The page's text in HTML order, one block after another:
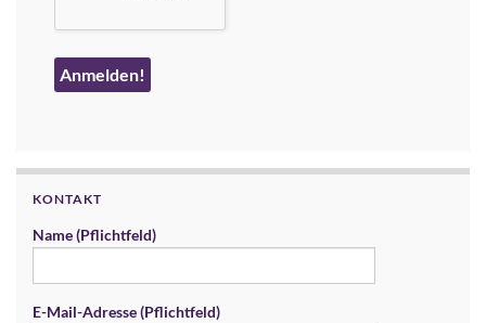
KONTAKT
Name (Pflichtfeld)
E-Mail-Adresse (Pflichtfeld)